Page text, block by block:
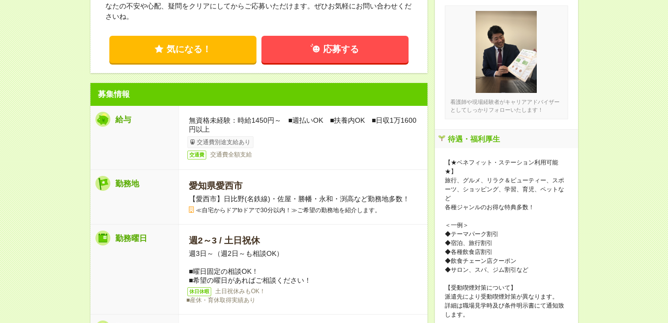
なたの不安や心配、疑問をクリアにしてからご応募いただけます。ぜひお気軽にお問い合わせくだ
さいね。
気になる！ 応募する
募集情報
給与
無資格未経験：時給1450円～ ■週払いOK ■扶養内OK ■日収1万1600
円以上
交通費別途支給あり
交通費 交通費全額支給
勤務地 愛知県愛西市
【愛西市】日比野(名鉄線)・佐屋・勝幡・永和・渕高など勤務地多数！
≪自宅からドアtoドアで30分以内！≫ご希望の勤務地を紹介します。
勤務曜日 週2～3 / 土日祝休
週3日～（週2日～も相談OK）
■曜日固定の相談OK！
■希望の曜日があればご相談ください！
休日休暇
土日祝休みもOK！
■産休・育休取得実績あり
看護師や現場経験者がキャリアアドバイザー
としてしっかりフォローいたします！
待遇・福利厚生
【★ベネフィット・ステーション利用可能
★】
旅行、グルメ、リラク＆ビューティー、スポ
ーツ、ショッピング、学習、育児、ペットな
ど
各種ジャンルのお得な特典多数！
＜一例＞
◆テーマパーク割引
◆宿泊、旅行割引
◆各種飲食店割引
◆飲食チェーン店クーポン
◆サロン、スパ、ジム割引など
【受動喫煙対策について】
派遣先により受動喫煙対策が異なります。
詳細は職場見学時及び条件明示書にて通知致
します。